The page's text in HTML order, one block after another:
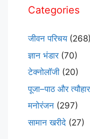
Categories
जीवन परिचय(268)
ज्ञान भंडार(70)
टेक्नोलॉजी (20)
पूजा–पाठ और त्यौहार
मनोरंजन (297)
सामान खरीदे (27)